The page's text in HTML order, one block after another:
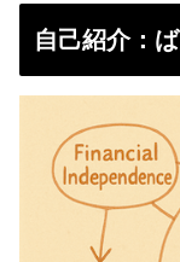
自己紹介：